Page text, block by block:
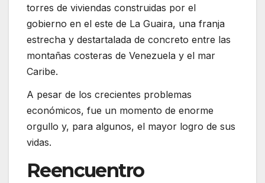
torres de viviendas construidas por el
gobierno en el este de La Guaira, una franja
estrecha y destartalada de concreto entre las
montañas costeras de Venezuela y el mar
Caribe.
A pesar de los crecientes problemas
económicos, fue un momento de enorme
orgullo y, para algunos, el mayor logro de sus
vidas.
Reencuentro